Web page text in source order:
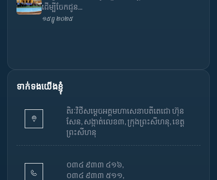
ដើម្បីចែកជូន...
១៥ ធ្នូ ២០២៥
ទាក់ទងយើងខ្ញុំ
តិរៈវិថីសម្តេចអគ្គមហាសេនាបតីតេជោ ហ៊ុន
សែន, សង្កាត់លេខ៣, ក្រុងព្រះសីហនុ, ខេត្ត
ព្រះសីហនុ
០៣៤ ៩៣៣ ៤១៦,
០៣៤ ៩៣៣ ៥១១,